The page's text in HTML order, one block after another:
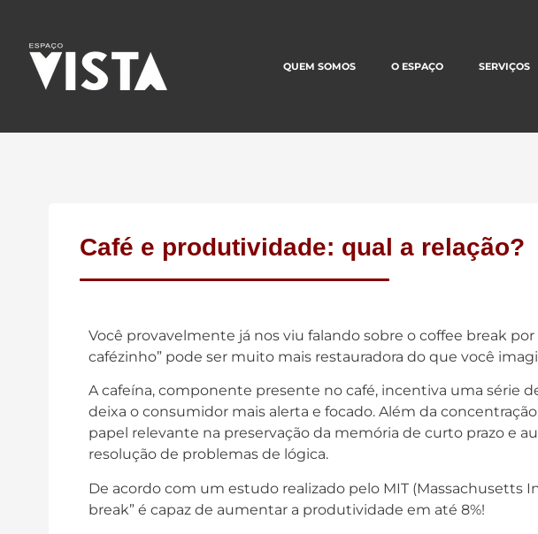
QUEM SOMOS O ESPAÇO SERVIÇOS
Café e produtividade: qual a relação?
Você provavelmente já nos viu falando sobre o coffee break por
cafézinho” pode ser muito mais restauradora do que você
A cafeína, componente presente no café, incentiva uma série
deixa o consumidor mais alerta e focado. Além da
papel relevante na preservação da memória de curto prazo e
resolução de problemas de lógica.
De acordo com um estudo realizado pelo MIT (Massachusetts
break” é capaz de aumentar a produtividade em até 8%!